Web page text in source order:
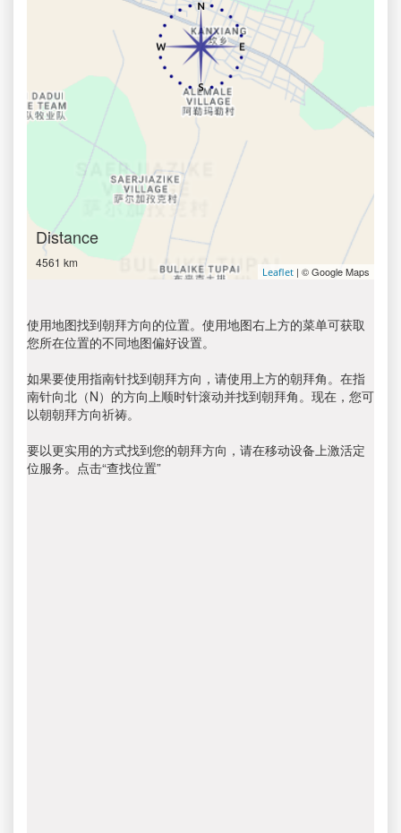
Distance
4561 km
Leaflet | © Google Maps
使用地图找到朝拜方向的位置。使用地图右上方的菜单可获取
您所在位置的不同地图偏好设置。
如果要使用指南针找到朝拜方向，请使用上方的朝拜角。在指
南针向北（N）的方向上顺时针滚动并找到朝拜角。现在，您可
以朝朝拜方向祈祷。
要以更实用的方式找到您的朝拜方向，请在移动设备上激活定
位服务。点击“查找位置”